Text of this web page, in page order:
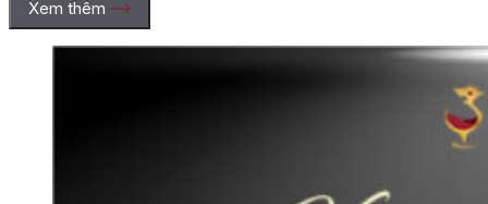
Rượu Vang Obikwa Chenin
Blanc
Rượu Vang Obikwa Sauvignon
Xem thêm